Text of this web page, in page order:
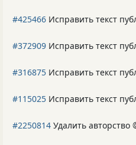
#425466 Исправить текст
#372909 Исправить текст
#316875 Исправить текст
#115025 Исправить текст
#2250814 Удалить авторство